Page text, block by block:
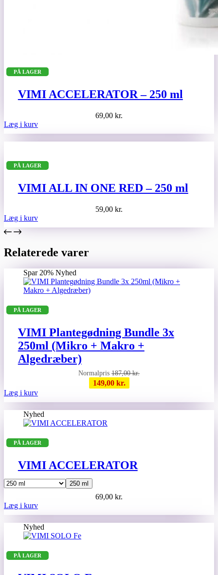
PÅ LAGER
VIMI ACCELERATOR – 250 ml
69,00 kr.
Læg i kurv
PÅ LAGER
VIMI ALL IN ONE RED – 250 ml
59,00 kr.
Læg i kurv
Relaterede varer
Spar 20% Nyhed
PÅ LAGER
VIMI Plantegødning Bundle 3x
250ml (Mikro + Makro +
Algedræber)
187,00kr.
149,00 kr.
Læg i kurv
Nyhed
PÅ LAGER
VIMI ACCELERATOR
250 ml
69,00 kr.
Læg i kurvDette
vare
har
flere
varianter.
kan
Nyhed
PÅ LAGER